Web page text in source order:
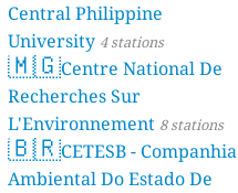
Central Philippine
University 4 stations
🇲🇬Centre National De
Recherches Sur
L'Environnement 8 stations
🇧🇷CETESB - Companhia
Ambiental Do Estado De